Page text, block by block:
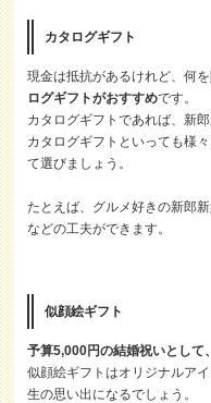
カタログギフト
現金は抵抗があるけれど、何
ログギフトがおすすめです。
カタログギフトであれば、新
カタログギフトといっても様
て選びましょう。
たとえば、グルメ好きの新郎
などの工夫ができます。
似顔絵ギフト
予算5,000円の結婚祝いとして
似顔絵ギフトはオリジナルア
生の思い出になるでしょう。